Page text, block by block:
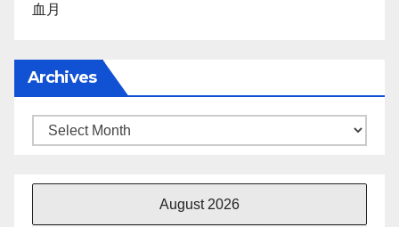
血月
Archives
Archives
August 2026